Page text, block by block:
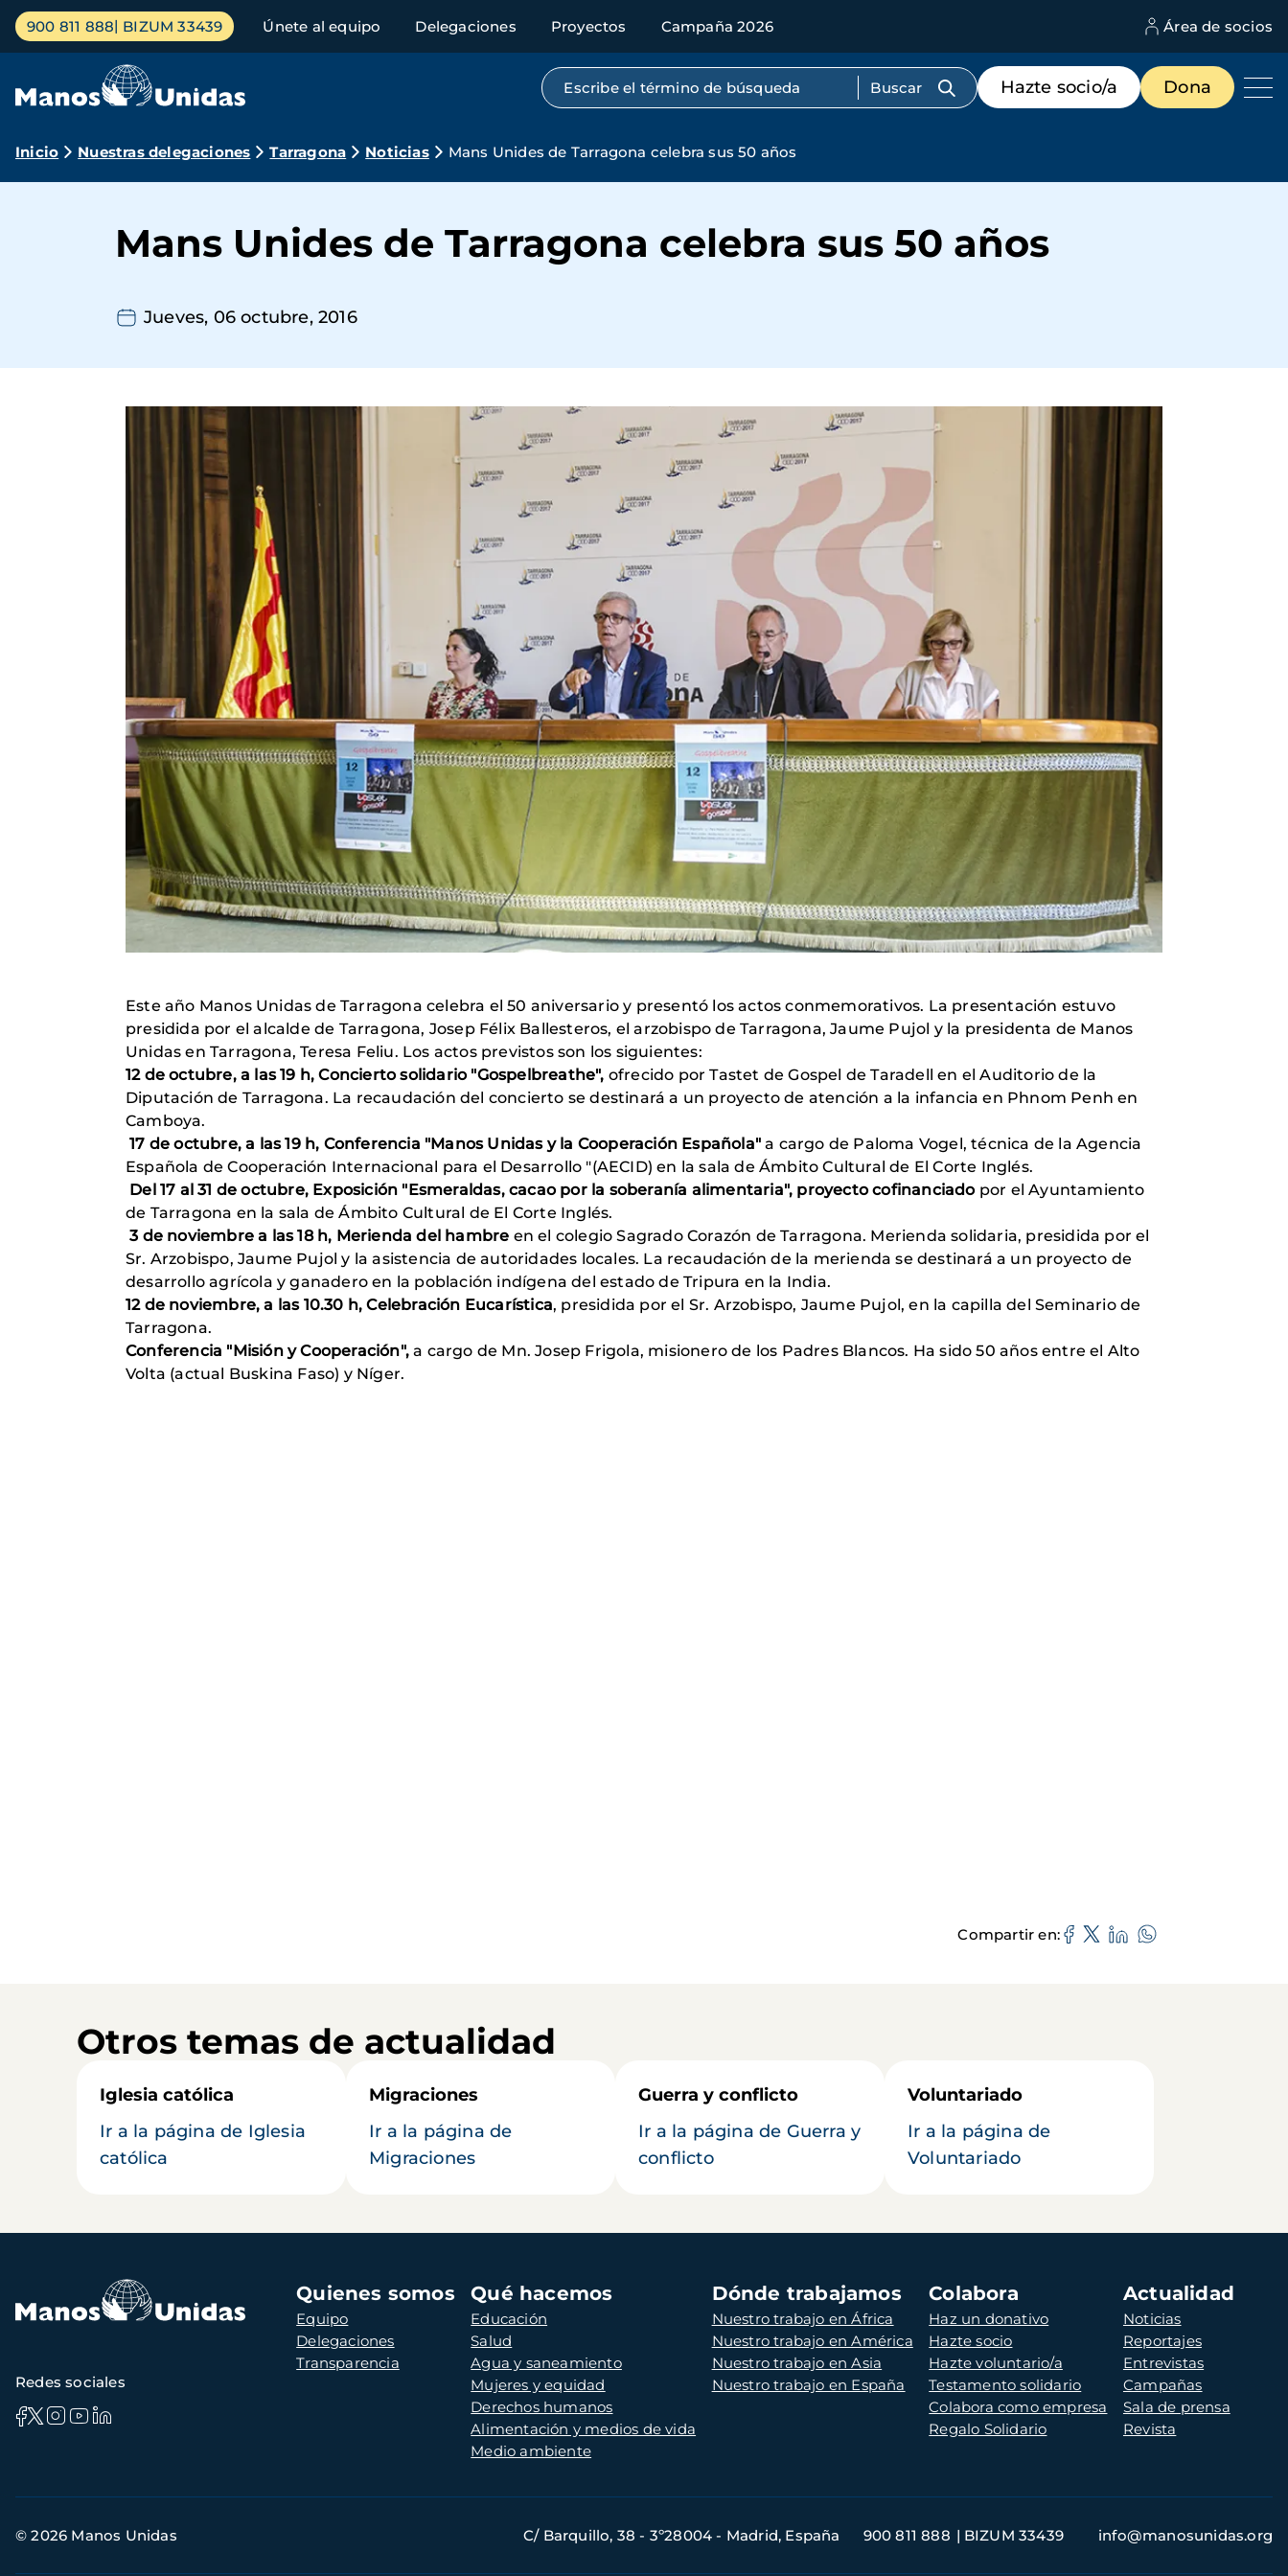
Pasar
contenido
Menú
principal
900 811 888 BIZUM 33439 Únete al equipo Delegaciones Proyectos Campaña 2026 Área de socios
Búsqueda por texto completo
Menú
de
destacados
Hazte socio/a Dona
Ruta
navegación
Inicio Nuestras delegaciones Tarragona Noticias Mans Unides de Tarragona celebra sus 50 años
Mans Unides de Tarragona celebra sus 50 años
Jueves, 06 octubre, 2016
Este año Manos Unidas de Tarragona celebra el 50 aniversario y presentó los actos conmemorativos. La presentación estuvo
presidida por el alcalde de Tarragona, Josep Félix Ballesteros, el arzobispo de Tarragona, Jaume Pujol y la presidenta de Manos
Unidas en Tarragona, Teresa Feliu. Los actos previstos son los siguientes:
12 de octubre, a las 19 h, Concierto solidario "Gospelbreathe", ofrecido por Tastet de Gospel de Taradell en el Auditorio de la
Diputación de Tarragona. La recaudación del concierto se destinará a un proyecto de atención a la infancia en Phnom Penh en
Camboya.
17 de octubre, a las 19 h, Conferencia "Manos Unidas y la Cooperación Española" a cargo de Paloma Vogel, técnica de la Agencia
Española de Cooperación Internacional para el Desarrollo "(AECID) en la sala de Ámbito Cultural de El Corte Inglés.
Del 17 al 31 de octubre, Exposición "Esmeraldas, cacao por la soberanía alimentaria", proyecto cofinanciadopor el Ayuntamiento
de Tarragona en la sala de Ámbito Cultural de El Corte Inglés.
3 de noviembre a las 18 h, Merienda del hambre en el colegio Sagrado Corazón de Tarragona. Merienda solidaria, presidida por el
Sr. Arzobispo, Jaume Pujol y la asistencia de autoridades locales. La recaudación de la merienda se destinará a un proyecto de
desarrollo agrícola y ganadero en la población indígena del estado de Tripura en la India.
12 de noviembre, a las 10.30 h, Celebración Eucarística, presidida por el Sr. Arzobispo, Jaume Pujol, en la capilla del Seminario de
Tarragona.
Conferencia "Misión y Cooperación", a cargo de Mn. Josep Frigola, misionero de los Padres Blancos. Ha sido 50 años entre el Alto
Volta (actual Buskina Faso) y Níger.
Compartir en
Otros temas de actualidad
Iglesia católica
Ir a la página de Iglesia
católica
Migraciones
Ir a la página de
Migraciones
Guerra y conflicto
Ir a la página de Guerra y
conflicto
Voluntariado
Ir a la página de
Voluntariado
Navegación
principal
Quienes somos
Equipo
Delegaciones
Transparencia
Qué hacemos
Educación
Salud
Agua y saneamiento
Mujeres y equidad
Derechos humanos
Alimentación y medios de vida
Medio ambiente
Dónde trabajamos
Nuestro trabajo en África
Nuestro trabajo en América
Nuestro trabajo en Asia
Nuestro trabajo en España
Colabora
Haz un donativo
Hazte socio
Hazte voluntario/a
Testamento solidario
Colabora como empresa
Regalo Solidario
Actualidad
Noticias
Reportajes
Entrevistas
Campañas
Sala de prensa
Revista
Redes sociales
de
© 2026 Manos Unidas C/ Barquillo, 38 - 3º28004 - Madrid, España 900 811 888 BIZUM 33439 info@manosunidas.org